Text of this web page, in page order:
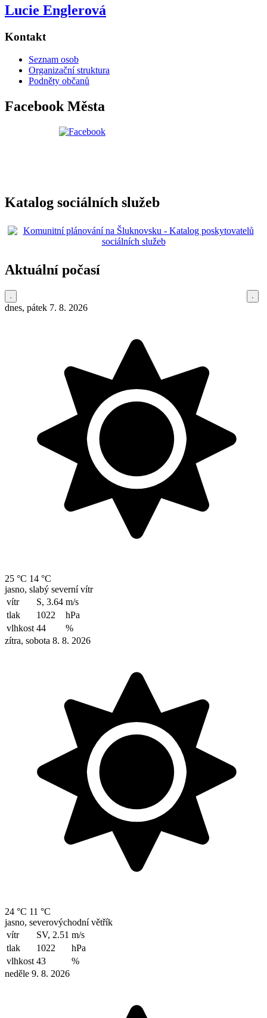
Lucie Englerová
Kontakt
Seznam osob
Organizační struktura
Podněty občanů
Facebook Města
Katalog sociálních služeb
Aktuální počasí
dnes, pátek 7. 8. 2026
25 °C 14 °C
jasno, slabý severní vítr
vítr
S, 3.64 m/s
tlak
1022
hPa
vlhkost 44
%
zítra, sobota 8. 8. 2026
24 °C 11 °C
jasno, severovýchodní větřík
vítr
SV, 2.51 m/s
tlak
1022
hPa
vlhkost 43
%
neděle 9. 8. 2026